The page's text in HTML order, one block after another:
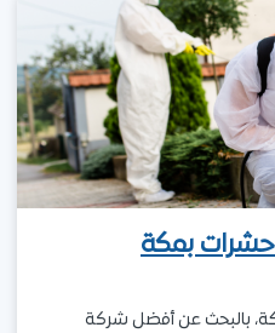
بمكة
بالبحث عن أفضل شركة